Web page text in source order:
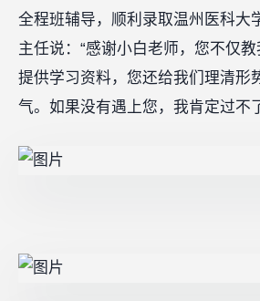
全程班辅导，顺利录取温州医科大
主任说：“感谢小白老师，您不仅教
提供学习资料，您还给我们理清形
气。如果没有遇上您，我肯定过不